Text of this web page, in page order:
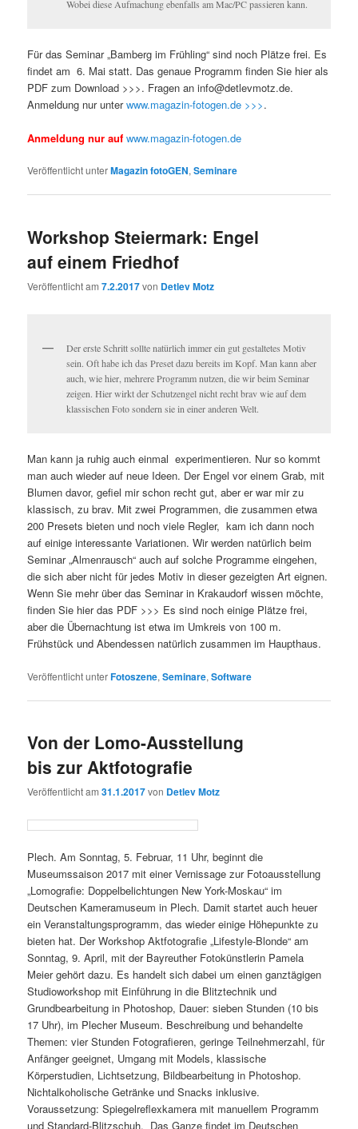
Wobei diese Aufmachung ebenfalls am Mac/PC passieren kann.
Für das Seminar „Bamberg im Frühling“ sind noch Plätze frei. Es
findet am 6. Mai statt. Das genaue Programm finden Sie hier als
PDF zum Download >>>. Fragen an info@detlevmotz.de.
Anmeldung nur unterwww.magazin-fotogen.de >>>.
Anmeldung nur auf www.magazin-fotogen.de
Veröffentlicht unterMagazin fotoGEN,Seminare
Workshop Steiermark: Engel
auf einem Friedhof
Veröffentlicht am7.2.2017von Detlev Motz
Der erste Schritt sollte natürlich immer ein gut gestaltetes Motiv
sein. Oft habe ich das Preset dazu bereits im Kopf. Man kann aber
auch, wie hier, mehrere Programm nutzen, die wir beim Seminar
zeigen. Hier wirkt der Schutzengel nicht recht brav wie auf dem
klassischen Foto sondern sie in einer anderen Welt.
Man kann ja ruhig auch einmal experimentieren. Nur so kommt
man auch wieder auf neue Ideen. Der Engel vor einem Grab, mit
Blumen davor, gefiel mir schon recht gut, aber er war mir zu
klassisch, zu brav. Mit zwei Programmen, die zusammen etwa
200 Presets bieten und noch viele Regler, kam ich dann noch
auf einige interessante Variationen. Wir werden natürlich beim
Seminar „Almenrausch“ auch auf solche Programme eingehen,
die sich aber nicht für jedes Motiv in dieser gezeigten Art eignen.
Wenn Sie mehr über das Seminar in Krakaudorf wissen möchte,
finden Sie hier das PDF >>> Es sind noch einige Plätze frei,
aber die Übernachtung ist etwa im Umkreis von 100 m.
Frühstück und Abendessen natürlich zusammen im Haupthaus.
Veröffentlicht unterFotoszene,Seminare,Software
Von der Lomo-Ausstellung
bis zur Aktfotografie
Veröffentlicht am31.1.2017von Detlev Motz
Plech. Am Sonntag, 5. Februar, 11 Uhr, beginnt die
Museumssaison 2017 mit einer Vernissage zur Fotoausstellung
„Lomografie: Doppelbelichtungen New York-Moskau“ im
Deutschen Kameramuseum in Plech. Damit startet auch heuer
ein Veranstaltungsprogramm, das wieder einige Höhepunkte zu
bieten hat. Der Workshop Aktfotografie „Lifestyle-Blonde“ am
Sonntag, 9. April, mit der Bayreuther Fotokünstlerin Pamela
Meier gehört dazu. Es handelt sich dabei um einen ganztägigen
Studioworkshop mit Einführung in die Blitztechnik und
Grundbearbeitung in Photoshop, Dauer: sieben Stunden (10 bis
17 Uhr), im Plecher Museum. Beschreibung und behandelte
Themen: vier Stunden Fotografieren, geringe Teilnehmerzahl, für
Anfänger geeignet, Umgang mit Models, klassische
Körperstudien, Lichtsetzung, Bildbearbeitung in Photoshop.
Nichtalkoholische Getränke und Snacks inklusive.
Voraussetzung: Spiegelreflexkamera mit manuellem Programm
und Standard-Blitzschuh. Das Ganze findet im Deutschen